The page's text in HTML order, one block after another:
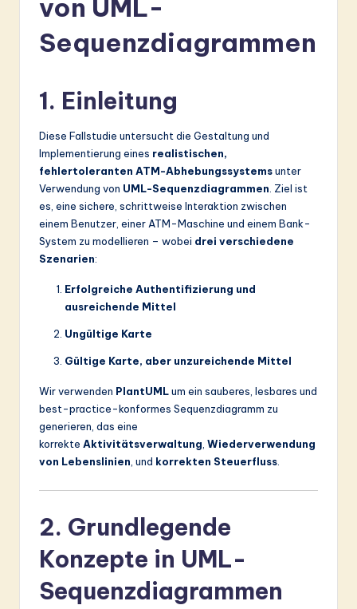
m
L
S
o
ft
w
In
von UML-
Sequenzdiagrammen
1. Einleitung
Diese Fallstudie untersucht die Gestaltung und
Implementierung eines realistischen,
fehlertoleranten ATM-Abhebungssystemsunter
Verwendung von UML-Sequenzdiagrammen . Ziel ist
es, eine sichere, schrittweise Interaktion zwischen
einem Benutzer, einer ATM-Maschine und einem Bank-
System zu modellieren – wobei drei verschiedene
Szenarien:
Erfolgreiche Authentifizierung und
ausreichende Mittel
Ungültige Karte
Gültige Karte, aber unzureichende Mittel
Wir verwenden PlantUMLum ein sauberes, lesbares und
best-practice-konformes Sequenzdiagramm zu
generieren, das eine
korrekte Aktivitätsverwaltung Wiederverwendung
von Lebenslinien , und korrekten Steuerfluss
2. Grundlegende
Konzepte in UML-
Sequenzdiagrammen